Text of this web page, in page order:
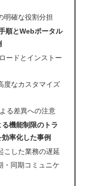
明確な役割分担
順とWebポータル
ードとインストー
度なカスタマイズ
る差異への注意
る機能制限のトラ
率化した事例
こした業務の遅延
・同期コミュニケ